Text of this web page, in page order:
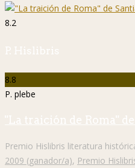
8.2
P. Hislibris
8.8
P. plebe
"La traición de Roma"
Premio Hislibris literatura
2009 (ganador/a), Premio